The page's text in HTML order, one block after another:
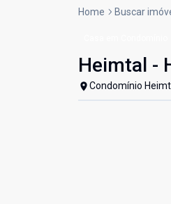
Home Buscar
Heimtal -
Condomínio